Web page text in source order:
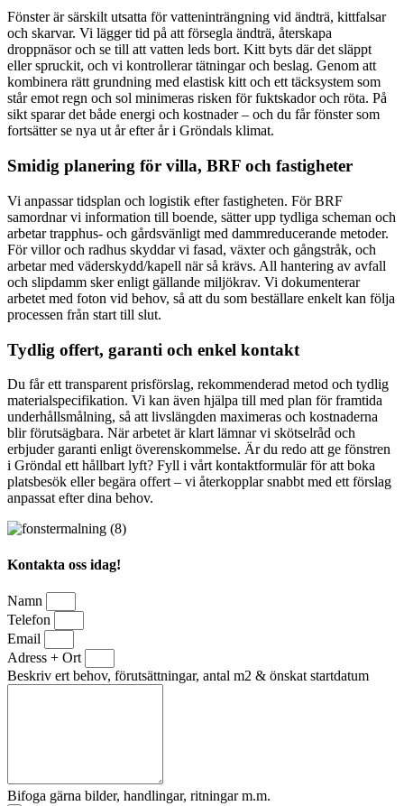
Fönster är särskilt utsatta för vatteninträngning vid ändträ, kittfalsar
och skarvar. Vi lägger tid på att försegla ändträ, återskapa
droppnäsor och se till att vatten leds bort. Kitt byts där det släppt
eller spruckit, och vi kontrollerar tätningar och beslag. Genom att
kombinera rätt grundning med elastisk kitt och ett täcksystem som
står emot regn och sol minimeras risken för fuktskador och röta. På
sikt sparar det både energi och kostnader – och du får fönster som
fortsätter se nya ut år efter år i Gröndals klimat.
Smidig planering för villa, BRF och fastigheter
Vi anpassar tidsplan och logistik efter fastigheten. För BRF
samordnar vi information till boende, sätter upp tydliga scheman och
arbetar trapphus- och gårdsvänligt med dammreducerande metoder.
För villor och radhus skyddar vi fasad, växter och gångstråk, och
arbetar med väderskydd/kapell när så krävs. All hantering av avfall
och slipdamm sker enligt gällande miljökrav. Vi dokumenterar
arbetet med foton vid behov, så att du som beställare enkelt kan följa
processen från start till slut.
Tydlig offert, garanti och enkel kontakt
Du får ett transparent prisförslag, rekommenderad metod och tydlig
materialspecifikation. Vi kan även hjälpa till med plan för framtida
underhållsmålning, så att livslängden maximeras och kostnaderna
blir förutsägbara. När arbetet är klart lämnar vi skötselråd och
erbjuder garanti enligt överenskommelse. Är du redo att ge fönstren
i Gröndal ett hållbart lyft? Fyll i vårt kontaktformulär för att boka
platsbesök eller begära offert – vi återkopplar snabbt med ett förslag
anpassat efter dina behov.
Kontakta oss idag!
Namn
Telefon
Email
Adress + Ort
Beskriv ert behov, förutsättningar, antal m2 & önskat startdatum
Bifoga gärna bilder, handlingar, ritningar m.m.